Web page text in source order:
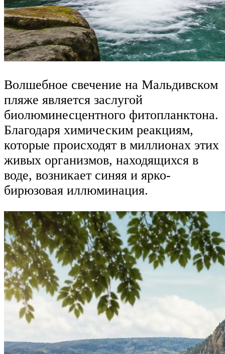
Волшебное свечение на Мальдивском
пляже является заслугой
биолюминесцентного фитопланктона.
Благодаря химическим реакциям,
которые происходят в миллионах этих
живых организмов, находящихся в
воде, возникает синяя и ярко-
бирюзовая иллюминация.